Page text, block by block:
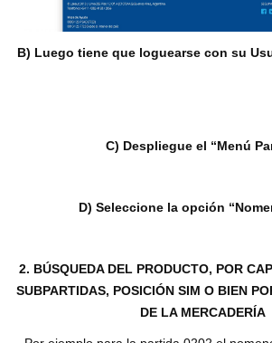
B) Luego tiene que loguearse con su
C) Despliegue el “Menú
D) Seleccione la opción
2. BÚSQUEDA DEL PRODUCTO, POR
SUBPARTIDAS, POSICIÓN SIM O BIEN
DE LA MERCADERÍA